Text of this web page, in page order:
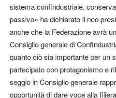
sistema confindustriale,
passivo» ha dichiarato il neo
anche che la Federazione avrà
Consiglio generale di
quanto ciò sia importante per un
partecipato con protagonismo e
seggio in Consiglio generale
opportunità di dare voce alla